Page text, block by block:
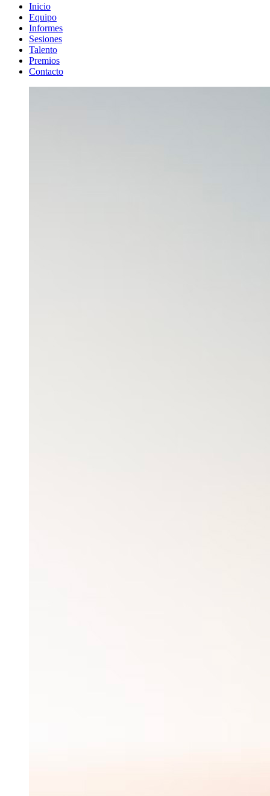
Inicio
Equipo
Informes
Sesiones
Talento
Premios
Contacto